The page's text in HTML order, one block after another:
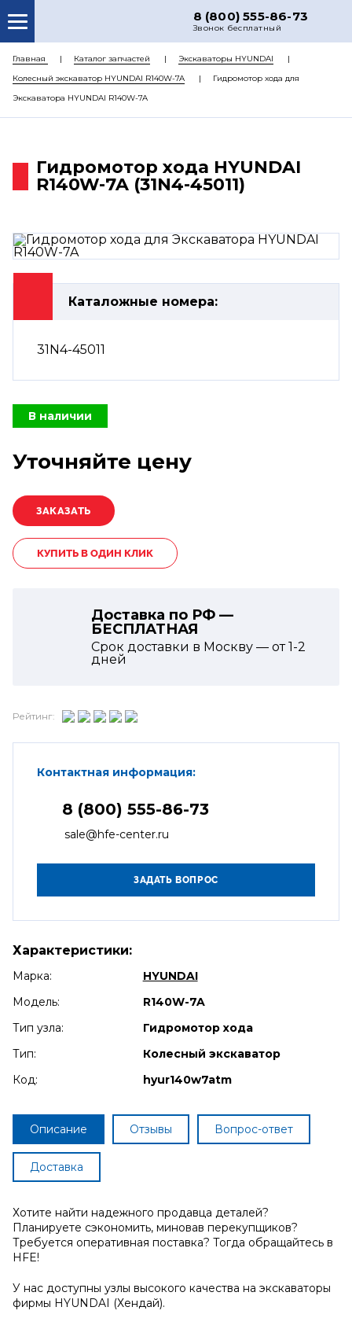
8 (800) 555-86-73
Звонок бесплатный
О НАС
КАТАЛОГ ЗАПЧАСТЕЙ
РЕМОНТ
ЦЕНЫ
Главная Каталог запчастей
Экскаваторы HYUNDAI
Колесный экскаватор HYUNDAI R140W-7A
Гидромотор хода для
Экскаватора HYUNDAI R140W-7A
Гидромотор хода HYUNDAI
R140W-7A (31N4-45011)
Каталожные номера:
31N4-45011
В наличии
Уточняйте цену
КУПИТЬ В ОДИН КЛИК
Доставка по РФ —
БЕСПЛАТНАЯ
Срок доставки в Москву — от1-2
дней
Рейтинг:
Контактная информация:
8 (800) 555-86-73
sale@hfe-center.ru
Характеристики:
Марка:
HYUNDAI
Модель:
R140W-7A
Тип узла:
Гидромотор хода
Тип:
Колесный экскаватор
Код:
hyur140w7atm
Описание Отзывы Вопрос-ответ
Доставка
Хотите найти надежного продавца деталей?
Планируете сэкономить, миновав перекупщиков?
Требуется оперативная поставка? Тогда обращайтесь в
HFE!
У нас доступны узлы высокого качества на экскаваторы
фирмы HYUNDAI (Хендай).